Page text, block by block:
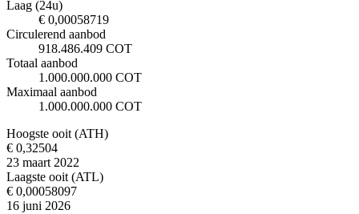
Laag (24u)
€ 0,00058719
Circulerend aanbod
918.486.409 COT
Totaal aanbod
1.000.000.000 COT
Maximaal aanbod
1.000.000.000 COT
Hoogste ooit (ATH)
€ 0,32504
23 maart 2022
Laagste ooit (ATL)
€ 0,00058097
16 juni 2026